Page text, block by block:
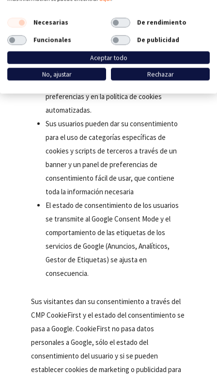
El escáner de CookieFirst descubre las
cookies presentes en su dominio y las
categoriza, mostrándolas en el panel de
preferencias y en la política de cookies
automatizadas.
Sus usuarios pueden dar su consentimiento
para el uso de categorías específicas de
cookies y scripts de terceros a través de un
banner y un panel de preferencias de
consentimiento fácil de usar, que contiene
toda la información necesaria
El estado de consentimiento de los usuarios
se transmite al Google Consent Mode y el
comportamiento de las etiquetas de los
servicios de Google (Anuncios, Analíticos,
Gestor de Etiquetas) se ajusta en
consecuencia.
Sus visitantes dan su consentimiento a través del
CMP CookieFirst y el estado del consentimiento se
pasa a Google. CookieFirst no pasa datos
personales a Google, sólo el estado del
consentimiento del usuario y si se pueden
establecer cookies de marketing o publicidad para
Necesarias
De rendimiento
Funcionales
De publicidad
Aceptar todo
No, ajustar
Rechazar